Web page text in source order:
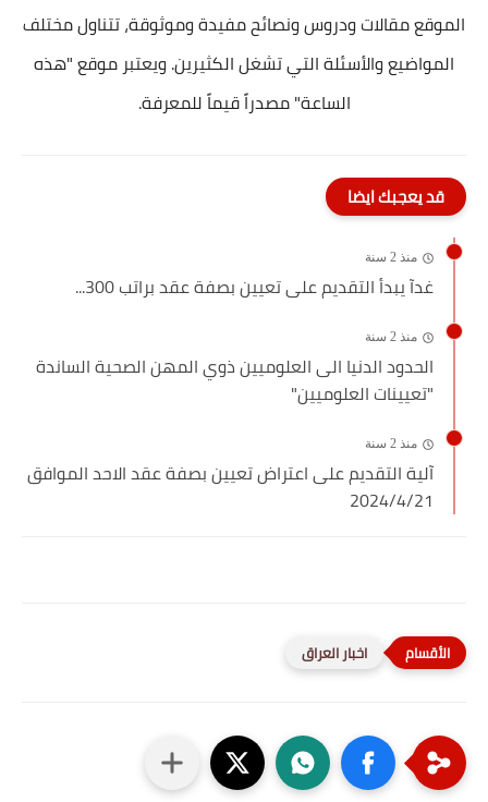
الموقع مقالات ودروس ونصائح مفيدة وموثوقة، تتناول مختلف
المواضيع والأسئلة التي تشغل الكثيرين. ويعتبر موقع "هذه
الساعة" مصدراً قيماً للمعرفة.
قد يعجبك ايضا
منذ 2 سنة
غدآ يبدأ التقديم على تعيين بصفة عقد براتب 300...
منذ 2 سنة
الحدود الدنيا الى العلوميين ذوي المهن الصحية الساندة
"تعيينات العلوميين"
منذ 2 سنة
آلية التقديم على اعتراض تعيين بصفة عقد الاحد الموافق
2024/4/21
اخبار العراق